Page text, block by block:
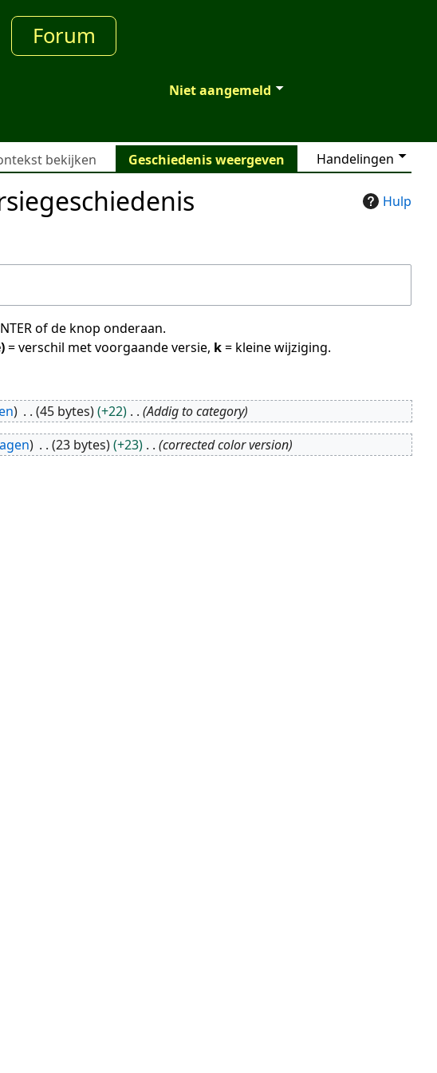
Forum
Niet aangemeld
Handelingen
bekijken Geschiedenis weergeven
Hulp
of de knop onderaan.
= verschil met voorgaande versie, k= kleine wijziging.
45 bytes +22 Addig to category
23 bytes +23 corrected color version